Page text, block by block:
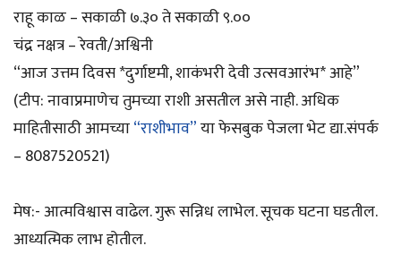
राहू काळ – सकाळी ७.३० ते सकाळी ९.००
चंद्र नक्षत्र – रेवती/अश्विनी
“आज उत्तम दिवस *दुर्गाष्टमी, शाकंभरी देवी उत्सवआरंभ* आहे”
(टीप: नावाप्रमाणेच तुमच्या राशी असतील असे नाही. अधिक
माहितीसाठी आमच्या“राशीभाव”या फेसबुक पेजला भेट द्या.संपर्क
– 8087520521)
मेष:- आत्मविश्वास वाढेल. गुरू सन्निध लाभेल. सूचक घटना घडतील.
आध्यत्मिक लाभ होतील.